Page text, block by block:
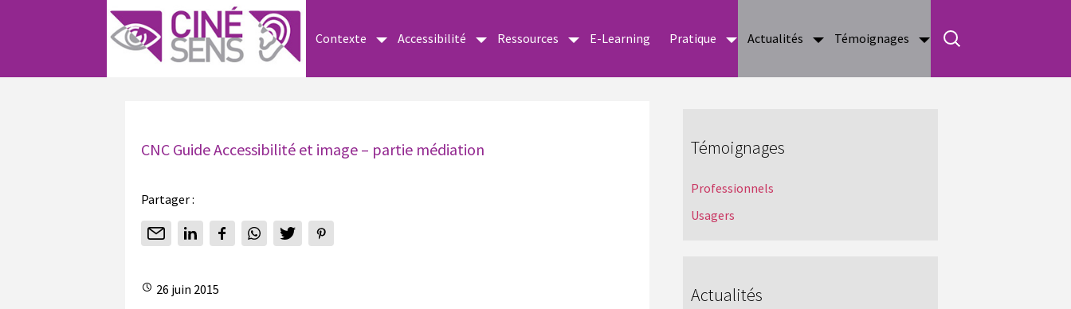
Contexte Accessibilité Ressources E-Learning Pratique Actualités Témoignages
CNC Guide Accessibilité et image – partie médiation
Partager :
26 juin 2015
Témoignages
Professionnels
Usagers
Actualités